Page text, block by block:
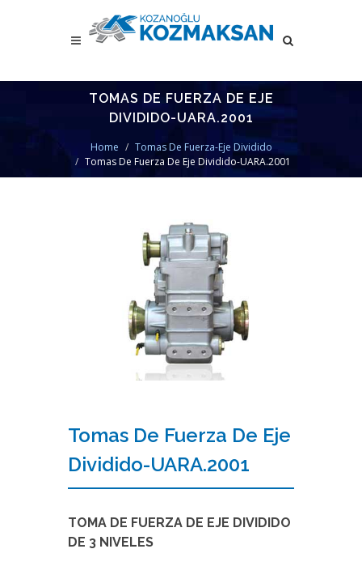
TOMAS DE FUERZA DE EJE
DIVIDIDO-UARA.2001
Home
Tomas De Fuerza-Eje Dividido
Tomas De Fuerza De Eje Dividido-UARA.2001
Tomas De Fuerza De Eje
Dividido-UARA.2001
TOMA DE FUERZA DE EJE DIVIDIDO
DE 3 NIVELES